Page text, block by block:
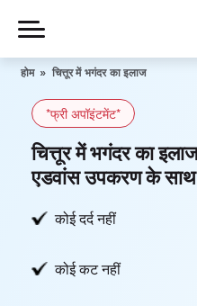
content
होम » चित्तूर में भगंदर का इलाज
*फ्री अपॉइंटमेंट*
चित्तूर में भगंदर का
एडवांस उपकरण के साथ
कोई दर्द नहीं
कोई कट नहीं